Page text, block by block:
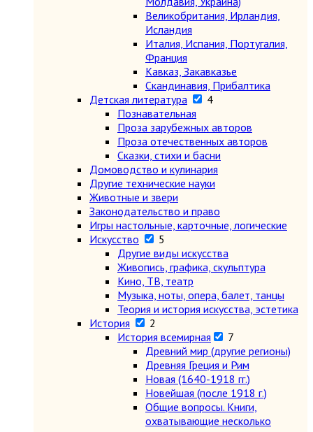
Великобритания, Ирландия,
Исландия
Италия, Испания, Португалия,
Франция
Кавказ, Закавказье
Скандинавия, Прибалтика
Детская литература
4
Познавательная
Проза зарубежных авторов
Проза отечественных авторов
Сказки, стихи и басни
Домоводство и кулинария
Другие технические науки
Животные и звери
Законодательство и право
Игры настольные, карточные, логические
Искусство
5
Другие виды искусства
Живопись, графика, скульптура
Кино, ТВ, театр
Музыка, ноты, опера, балет, танцы
Теория и история искусства, эстетика
История
2
История всемирная
7
Древний мир (другие регионы)
Древняя Греция и Рим
Новая (1640-1918 гг.)
Новейшая (после 1918 г.)
Общие вопросы. Книги,
охватывающие несколько